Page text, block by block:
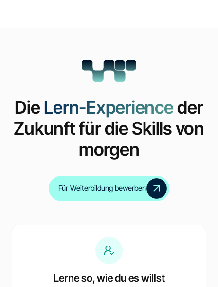
DieLern-Experienceder
Zukunft für die Skills von
morgen
Für Weiterbildung bewerben
Lerne so, wie du es willst